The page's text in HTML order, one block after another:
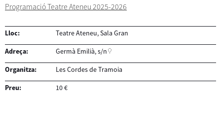
Programació Teatre Ateneu 2025-2026
Lloc: Teatre Ateneu, Sala Gran
Adreça: Germà Emilià, s/n
Organitza: Les Cordes de Tramoia
Preu: 10 €